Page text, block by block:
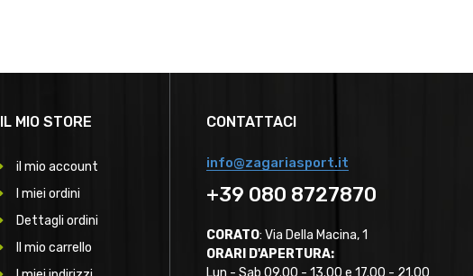
CONTATTACI
info@zagariasport.it
+39 080 8727870
CORATO: Via Della Macina, 1
ORARI D'APERTURA:
Lun - Sab 09.00 - 13.00 e 17.00 - 21.00
IL MIO STORE
il mio account
I miei ordini
Dettagli ordini
Il mio carrello